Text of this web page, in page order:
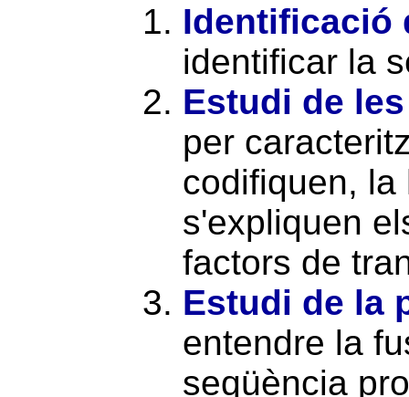
Identificació
identificar la
Estudi de
per
codifiquen, la
s'expliquen
factors de
Estudi de la
entendre la
seqüència